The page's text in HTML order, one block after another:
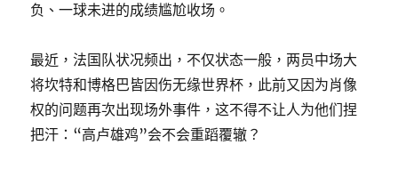
负、一球未进的成绩尴尬收场。
最近，法国队状况频出，不仅状态一般，两员中场大
将坎特和博格巴皆因伤无缘世界杯，此前又因为肖像
权的问题再次出现场外事件，这不得不让人为他们捏
把汗：“高卢雄鸡”会不会重蹈覆辙？